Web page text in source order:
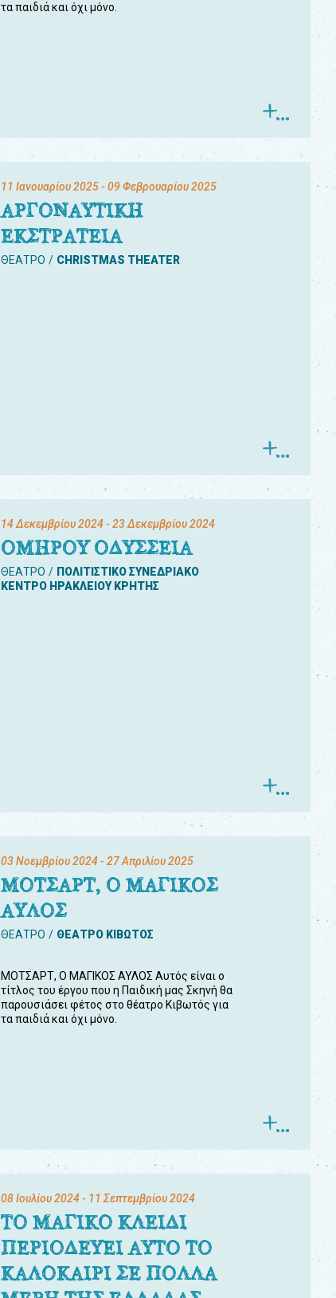
τα παιδιά και όχι μόνο.
11 Ιανουαρίου 2025- 09 Φεβρουαρίου 2025
ΑΡΓΟΝΑΥΤΙΚΗ
ΕΚΣΤΡΑΤΕΙΑ
ΘΕΑΤΡΟ CHRISTMAS THEATER
14 Δεκεμβρίου 2024- 23 Δεκεμβρίου 2024
ΟΜΗΡΟΥ ΟΔΥΣΣΕΙΑ
ΘΕΑΤΡΟ
ΠΟΛΙΤΙΣΤΙΚΟ ΣΥΝΕΔΡΙΑΚΟ
ΚΕΝΤΡΟ ΗΡΑΚΛΕΙΟΥ ΚΡΗΤΗΣ
03 Νοεμβρίου 2024- 27 Απριλίου 2025
ΜΟΤΣΑΡΤ, Ο ΜΑΓΙΚΟΣ
ΑΥΛΟΣ
ΘΕΑΤΡΟ ΘΕΑΤΡΟ ΚΙΒΩΤΟΣ
ΜΟΤΣΑΡΤ, Ο ΜΑΓΙΚΟΣ ΑΥΛΟΣ Αυτός είναι ο
τίτλος του έργου που η Παιδική μας Σκηνή θα
παρουσιάσει φέτος στο θέατρο Κιβωτός για
τα παιδιά και όχι μόνο.
08 Ιουλίου 2024- 11 Σεπτεμβρίου 2024
ΤΟ ΜΑΓΙΚΟ ΚΛΕΙΔΙ
ΠΕΡΙΟΔΕΥΕΙ ΑΥΤΟ ΤΟ
ΚΑΛΟΚΑΙΡΙ ΣΕ ΠΟΛΛΑ